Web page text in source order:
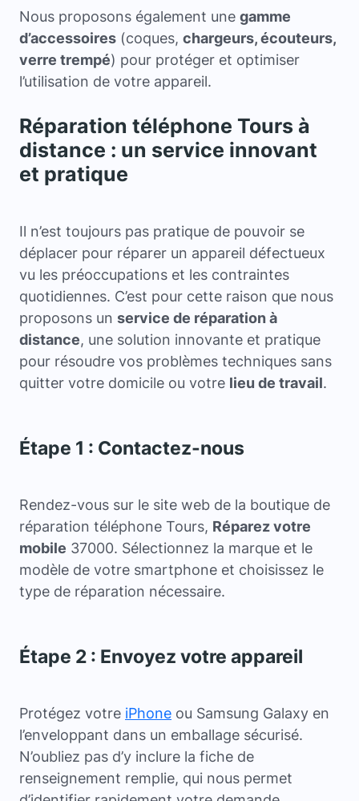
Nous proposons également une gamme
d’accessoires (coques, chargeurs, écouteurs,
verre trempé) pour protéger et optimiser
l’utilisation de votre appareil.
Réparation téléphone Tours à
distance : un service innovant
et pratique
Il n’est toujours pas pratique de pouvoir se
déplacer pour réparer un appareil défectueux
vu les préoccupations et les contraintes
quotidiennes. C’est pour cette raison que nous
proposons un service de réparation à
distance, une solution innovante et pratique
pour résoudre vos problèmes techniques sans
quitter votre domicile ou votre lieu de travail.
Étape 1 : Contactez-nous
Rendez-vous sur le site web de la boutique de
réparation téléphone Tours, Réparez votre
mobile 37000. Sélectionnez la marque et le
modèle de votre smartphone et choisissez le
type de réparation nécessaire.
Étape 2 : Envoyez votre appareil
Protégez votre iPhone ou Samsung Galaxy en
l’enveloppant dans un emballage sécurisé.
N’oubliez pas d’y inclure la fiche de
renseignement remplie, qui nous permet